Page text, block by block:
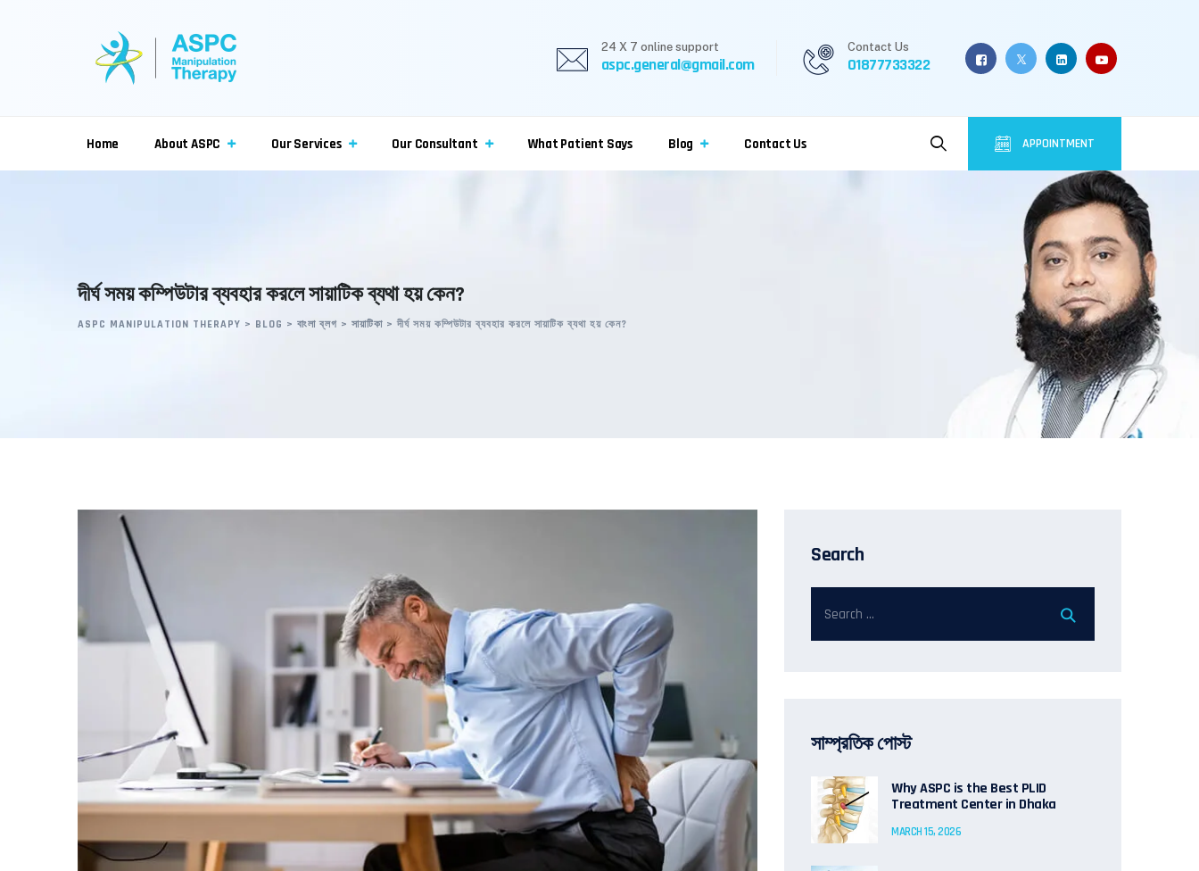
24 X 7 online support
aspc.general@gmail.com
Contact Us
01877733322
Home About ASPC Our Services Our Consultant What Patient Says Blog Contact Us APPOINTMENT
দীর্ঘ সময় কম্পিউটার ব্যবহার করলে সায়াটিক ব্যথা হয় কেন?
ASPC MANIPULATION THERAPY > BLOG > বাংলা ব্লগ > সায়াটিকা >দীর্ঘ সময় কম্পিউটার ব্যবহার করলে সায়াটিক ব্যথা হয় কেন?
Search
সাম্প্রতিক পোস্ট
Why ASPC is the Best PLID
Treatment Center in Dhaka
MARCH 15, 2026